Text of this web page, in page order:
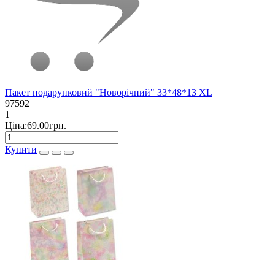
Пакет подарунковий "Новорічний" 33*48*13 XL
97592
1
Ціна:69.00грн.
Купити